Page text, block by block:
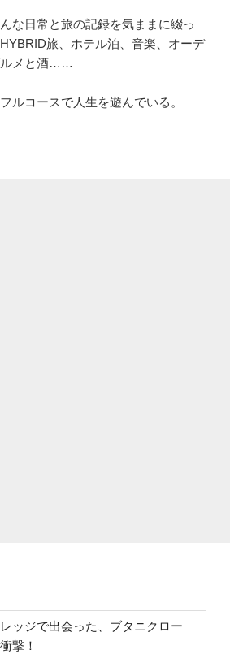
な日常と旅の記録を気ままに綴っ
旅、ホテル泊、音楽、オーデ
ルメと酒……
ルコースで人生を遊んでいる。
ッジで出会った、ブタニクロー
撃！